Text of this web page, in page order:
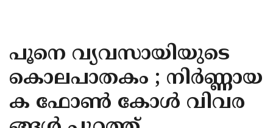
KANNUR
KASARAGOD
പൂനെ വ്യവസായിയുടെ
കൊലപാതകം ; നിർണ്ണായ
ക ഫോൺ കോൾ വിവര